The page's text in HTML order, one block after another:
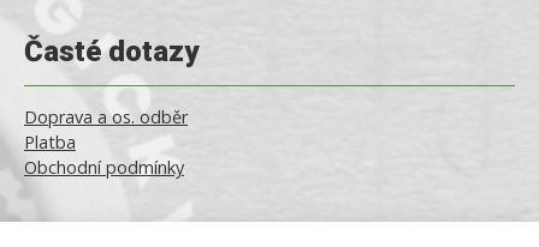
Časté dotazy
Doprava a os. odběr
Platba
Obchodní podmínky